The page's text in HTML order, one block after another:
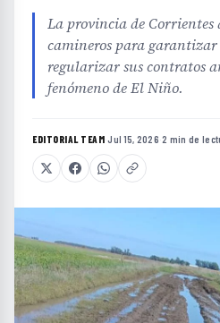
La provincia de Corrientes
camineros para
regularizar sus contratos
fenómeno de El Niño.
EDITORIAL TEAM·Jul 15, 2026·2 min de